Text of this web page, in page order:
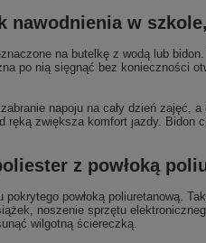
nawodnienia w
na butelkę z wodą lub
po nią sięgnąć bez konieczności
napoju na cały dzień
zwiększa komfort jazdy.
z powłoką
powłoką poliuretanową.
noszenie sprzętu
wilgotną ściereczką.